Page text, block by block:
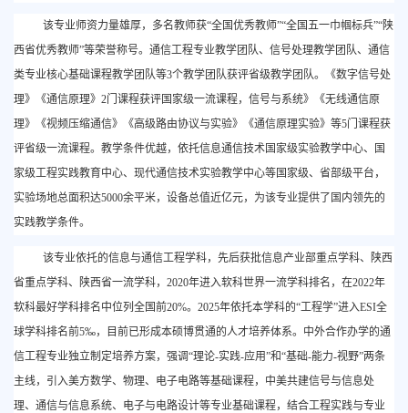
该专业师资力量雄厚，多名教师获“全国优秀教师”“全国五一巾帼标兵”“陕
西省优秀教师”等荣誉称号。通信工程专业教学团队、信号处理教学团队、通信
类专业核心基础课程教学团队等3个教学团队获评省级教学团队。《数字信号处
理》《通信原理》2门课程获评国家级一流课程，信号与系统》《无线通信原
理》《视频压缩通信》《高级路由协议与实验》《通信原理实验》等5门课程获
评省级一流课程。教学条件优越，依托信息通信技术国家级实验教学中心、国
家级工程实践教育中心、现代通信技术实验教学中心等国家级、省部级平台，
实验场地总面积达5000余平米，设备总值近亿元，为该专业提供了国内领先的
实践教学条件。
该专业依托的信息与通信工程学科，先后获批信息产业部重点学科、陕西
省重点学科、陕西省一流学科， 2020年进入软科世界一流学科排名，在2022年
软科最好学科排名中位列全国前20%。2025年依托本学科的“工程学”进入ESI全
球学科排名前5‰，目前已形成本硕博贯通的人才培养体系。中外合作办学的通
信工程专业独立制定培养方案，强调“理论-实践-应用”和“基础-能力-视野”两条
主线，引入美方数学、物理、电子电路等基础课程，中美共建信号与信息处
理、通信与信息系统、电子与电路设计等专业基础课程，结合工程实践与专业